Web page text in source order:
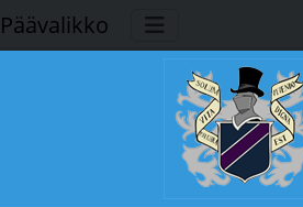
Päävalikko